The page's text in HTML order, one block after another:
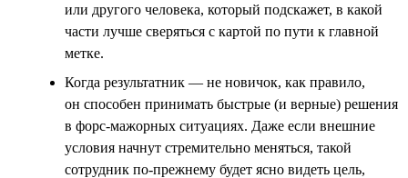
или другого человека, который подскажет, в какой
части лучше сверяться с картой по пути к главной
метке.
Когда результатник — не новичок, как правило,
он способен принимать быстрые (и верные) решения
в форс-мажорных ситуациях. Даже если внешние
условия начнут стремительно меняться, такой
сотрудник по-прежнему будет ясно видеть цель,